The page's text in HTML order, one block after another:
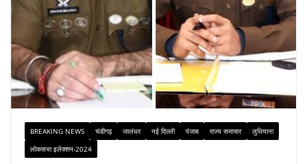
BREAKING NEWS चंडीगढ़ जालंधर नई दिल्ली पंजाब राज्य समाचार
लुधियाना
लोकसभा इलेक्शन-2024